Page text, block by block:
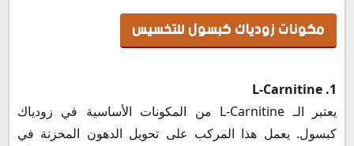
مكونات زودياك كبسول للتخسيس
1. L-Carnitine
يعتبر الـ L-Carnitine من المكونات الأساسية في زودياك
كبسول. يعمل هذا المركب على تحويل الدهون المخزنة في